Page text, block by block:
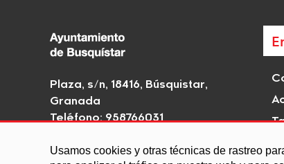
Usamos cookies y otras técnicas de rastreo
Plaza, s/n, 18416, Búsquistar,
Granada
Teléfono: 958766031